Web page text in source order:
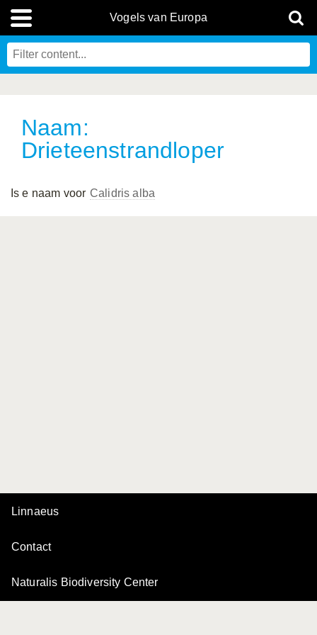
Vogels van Europa
Naam:
Drieteenstrandloper
Is e naam voor Calidris alba
Linnaeus
Contact
Naturalis Biodiversity Center